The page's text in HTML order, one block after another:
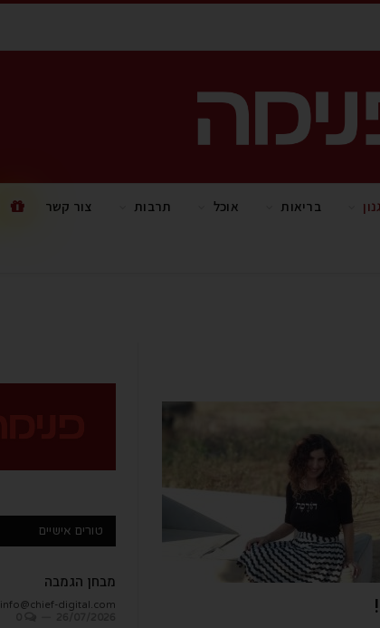
בריאות אוכל תרבות צור קשר
טורים אישיים
מבחן הגמבה
info@chief-digital.com